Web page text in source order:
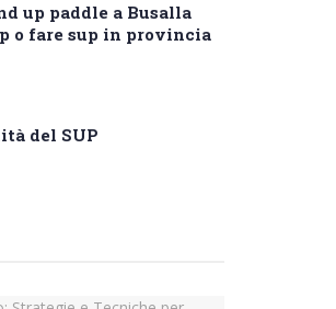
up paddle a Busalla
o fare sup in provincia
del SUP